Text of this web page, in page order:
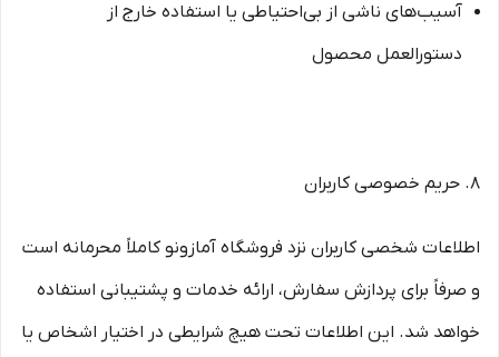
آسیب‌های ناشی از بی‌احتیاطی یا استفاده خارج از
دستورالعمل محصول
۸. حریم خصوصی کاربران
اطلاعات شخصی کاربران نزد فروشگاه آمازونو کاملاً محرمانه است
و صرفاً برای پردازش سفارش، ارائه خدمات و پشتیبانی استفاده
خواهد شد. این اطلاعات تحت هیچ شرایطی در اختیار اشخاص یا